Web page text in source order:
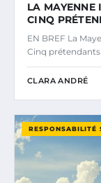
LA MAYENNE
CINQ
EN BREF La
Cinq
CLARA ANDRÉ
RESPONSABILITÉ